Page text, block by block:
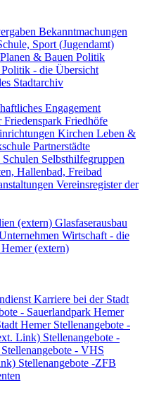
Bekanntmachungen
Sport (Jugendamt)
Planen & Bauen Politik
- die Übersicht
Stadtarchiv
Engagement
Friedenspark Friedhöfe
Kirchen Leben &
Partnerstädte
Schulen Selbsthilfegruppen
Hallenbad, Freibad
Vereinsregister der
(extern) Glasfaserausbau
Wirtschaft - die
(extern)
Karriere bei der Stadt
- Sauerlandpark Hemer
Hemer Stellenangebote -
Link) Stellenangebote -
Stellenangebote - VHS
Stellenangebote -ZFB